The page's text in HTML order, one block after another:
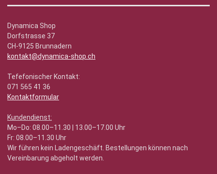
Dynamica Shop
Dorfstrasse 37
CH-9125 Brunnadern
kontakt@dynamica-shop.ch
Tefefonischer Kontakt:
071 565 41 36
Kontaktformular
Kundendienst:
Mo–Do: 08.00–11.30 | 13.00–17.00 Uhr
Fr: 08.00–11.30 Uhr
Wir führen kein Ladengeschäft. Bestellungen können nach
Vereinbarung abgeholt werden.